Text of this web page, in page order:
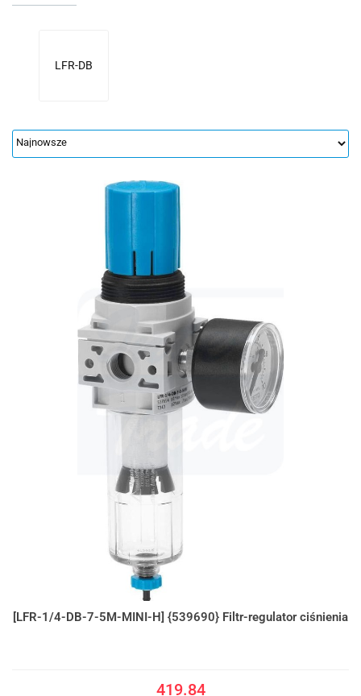
LFR-DB
[LFR-1/4-DB-7-5M-MINI-H] {539690} Filtr-regulator ciśnienia
419.84